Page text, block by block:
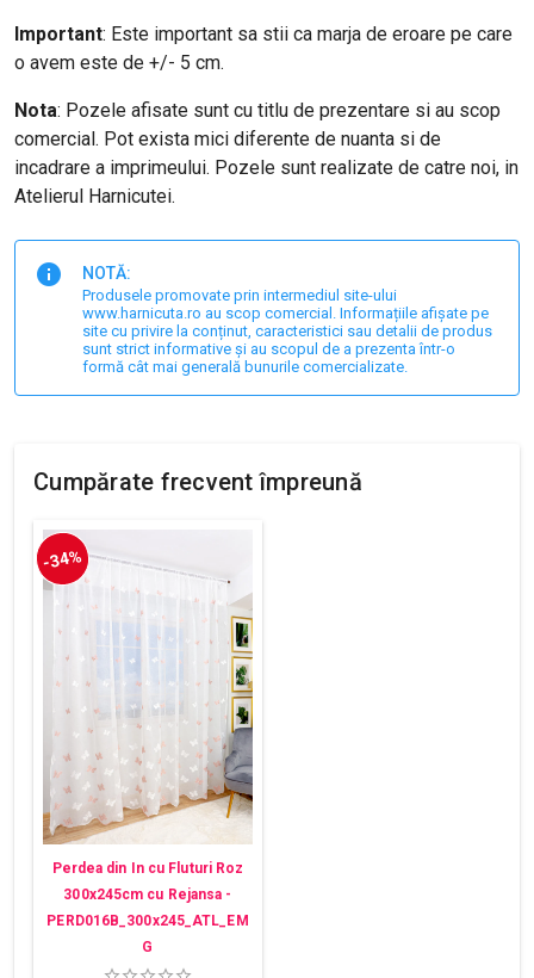
Important: Este important sa stii ca marja de eroare pe care
o avem este de +/- 5 cm.
Nota: Pozele afisate sunt cu titlu de prezentare si au scop
comercial. Pot exista mici diferente de nuanta si de
incadrare a imprimeului. Pozele sunt realizate de catre noi, in
Atelierul Harnicutei.
NOTĂ:
Produsele promovate prin intermediul site-ului
www.harnicuta.ro au scop comercial. Informațiile afișate pe
site cu privire la conținut, caracteristici sau detalii de produs
sunt strict informative și au scopul de a prezenta într-o
formă cât mai generală bunurile comercializate.
Cumpărate frecvent împreună
-34%
Perdea din In cu Fluturi Roz
300x245cm cu Rejansa -
PERD016B_300x245_ATL_EM
G